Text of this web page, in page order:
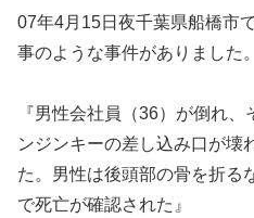
07年4月15日夜千葉県船橋市
事のような事件がありました。
『男性会社員（36）が倒れ
ンジンキーの差し込み口が壊
た。男性は後頭部の骨を折る
で死亡が確認された』